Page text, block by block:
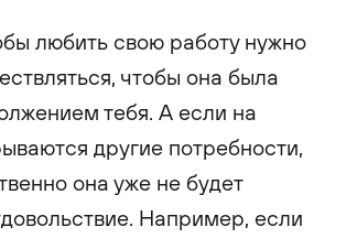
любить свою работу нужно
чтобы она была
тебя. А если на
другие потребности,
она уже не будет
Например, если